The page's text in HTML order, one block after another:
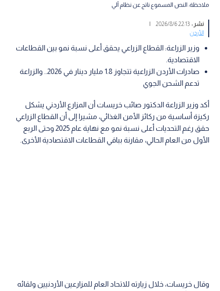
ملاحظة: النص المسموع ناتج عن نظام آلي
نشر :22:13 2026/8/6
الأردن
وزير الزراعة: القطاع الزراعي يحقق أعلى نسبة نمو بين القطاعات
الاقتصادية.
صادرات الأردن الزراعية تتجاوز 1.8 مليار دينار في 2026.. والزراعة
تدعم الشحن الجوي
أكد وزير الزراعة الدكتور صائب خريسات أن المزارع الأردني يشكل
ركيزة أساسية من ركائز الأمن الغذائي، مشيرا إلى أن القطاع الزراعي
حقق رغم التحديات أعلى نسبة نمو مع نهاية عام 2025 وحتى الربع
الأول من العام الحالي، مقارنة بباقي القطاعات الاقتصادية الأخرى.
وقال خريسات، خلال زيارته للاتحاد العام للمزارعين الأردنيين ولقائه